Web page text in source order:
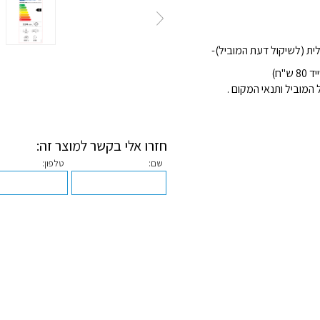
ותנאי המקום .
חזרו אלי בקשר למוצר זה:
שם: טלפון: